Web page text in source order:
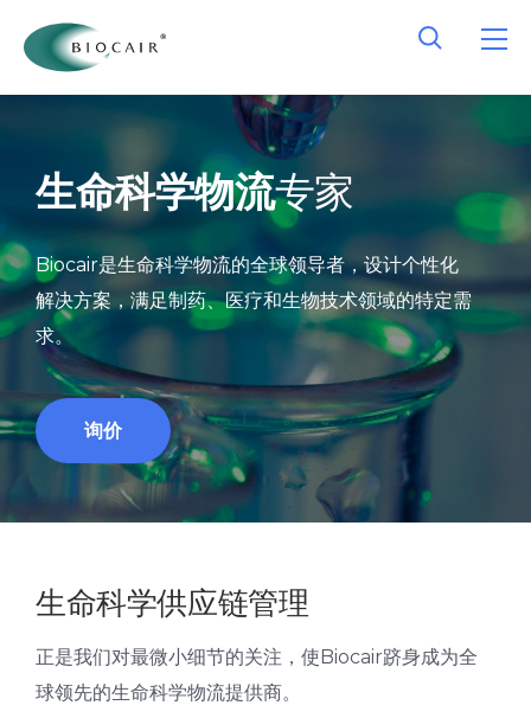
生命科学物流专家
Biocair是生命科学物流的全球领导者，设计个性化
解决方案，满足制药、医疗和生物技术领域的特定需
求。
询价
生命科学供应链管理
正是我们对最微小细节的关注，使Biocair跻身成为全
球领先的生命科学物流提供商。